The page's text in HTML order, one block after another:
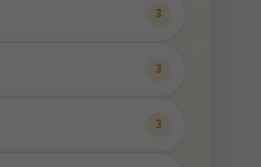
3
3
3